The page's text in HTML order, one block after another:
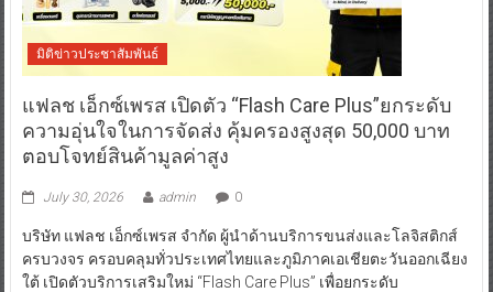
มิติข่าวประชาสัมพันธ์
แฟลช เอ็กซ์เพรส เปิดตัว “Flash Care Plus”ยกระดับ
ความอุ่นใจในการจัดส่ง คุ้มครองสูงสุด 50,000 บาท
ตอบโจทย์สินค้ามูลค่าสูง
July 30, 2026 admin 0
บริษัท แฟลช เอ็กซ์เพรส จำกัด ผู้นำด้านบริการขนส่งและโลจิสติกส์
ครบวงจร ครอบคลุมทั่วประเทศไทยและภูมิภาคเอเชียตะวันออกเฉียง
ใต้ เปิดตัวบริการเสริมใหม่ “Flash Care Plus” เพื่อยกระดับ